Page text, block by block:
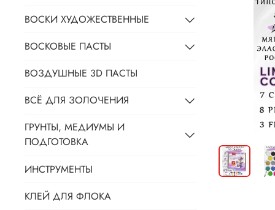
ВОСКИ ХУДОЖЕСТВЕННЫЕ
ВОСКОВЫЕ ПАСТЫ
ВОЗДУШНЫЕ 3D ПАСТЫ
ВСЁ ДЛЯ ЗОЛОЧЕНИЯ
ГРУНТЫ, МЕДИУМЫ И
ПОДГОТОВКА
ИНСТРУМЕНТЫ
КЛЕЙ ДЛЯ ФЛОКА